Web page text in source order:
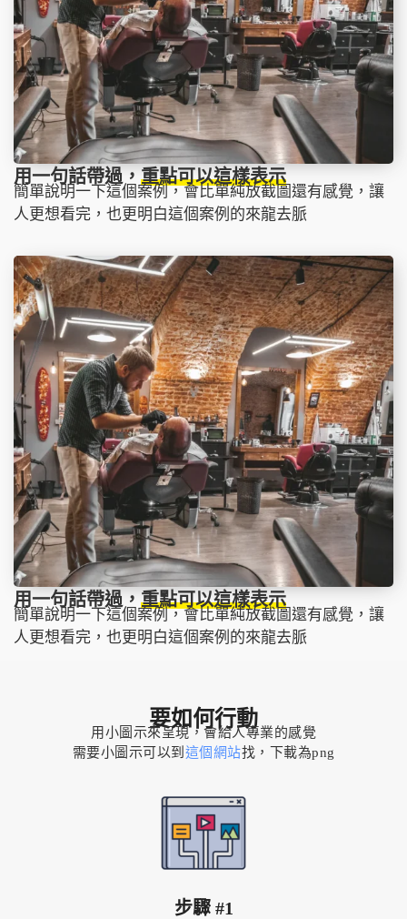
用一句話帶過， 重點可以這樣表示
簡單說明一下這個案例，會比單純放截圖還有感覺，讓
人更想看完，也更明白這個案例的來龍去脈
用一句話帶過， 重點可以這樣表示
簡單說明一下這個案例，會比單純放截圖還有感覺，讓
人更想看完，也更明白這個案例的來龍去脈
要如何行動
用小圖示來呈現，會給人專業的感覺
需要小圖示可以到 這個網站找，下載為png
步驟 #1